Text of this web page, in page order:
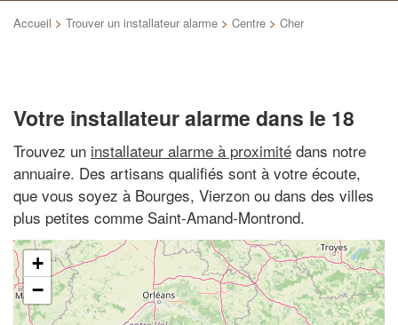
Accueil > Trouver un installateur alarme > Centre > Cher
Votre installateur alarme dans le 18
Trouvez un installateur alarme à proximité dans notre
annuaire. Des artisans qualifiés sont à votre écoute,
que vous soyez à Bourges, Vierzon ou dans des villes
plus petites comme Saint-Amand-Montrond.
+
−